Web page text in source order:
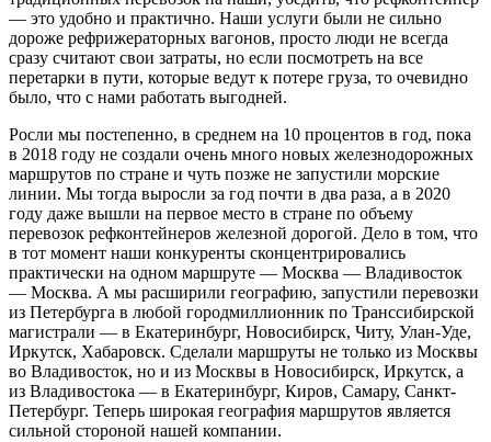
— это удобно и практично. Наши услуги были не сильно
дороже рефрижераторных вагонов, просто люди не всегда
сразу считают свои затраты, но если посмотреть на все
перетарки в пути, которые ведут к потере груза, то очевидно
было, что с нами работать выгодней.
Росли мы постепенно, в среднем на 10 процентов в год, пока
в 2018 году не создали очень много новых железнодорожных
маршрутов по стране и чуть позже не запустили морские
линии. Мы тогда выросли за год почти в два раза, а в 2020
году даже вышли на первое место в стране по объему
перевозок рефконтейнеров железной дорогой. Дело в том, что
в тот момент наши конкуренты сконцентрировались
практически на одном маршруте — Москва — Владивосток
— Москва. А мы расширили географию, запустили перевозки
из Петербурга в любой городмиллионник по Транссибирской
магистрали — в Екатеринбург, Новосибирск, Читу, Улан-Уде,
Иркутск, Хабаровск. Сделали маршруты не только из Москвы
во Владивосток, но и из Москвы в Новосибирск, Иркутск, а
из Владивостока — в Екатеринбург, Киров, Самару, Санкт-
Петербург. Теперь широкая география маршрутов является
сильной стороной нашей компании.